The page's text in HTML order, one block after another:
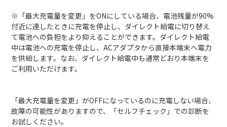
※「最大充電量を変更」をONにしている場合、電池残量が90%
付近に達したときに充電を停止し、ダイレクト給電に切り替え
て電池への負担をより抑えることができます。ダイレクト給電
中は電池への充電を停止し、ACアダプタから直接本端末へ電力
を供給します。なお、ダイレクト給電中も通常どおり本端末を
ご利用いただけます。
「最大充電量を変更」がOFFになっているのに充電しない場合、
故障の可能性がありますので、「セルフチェック」での診断を
お試しください。